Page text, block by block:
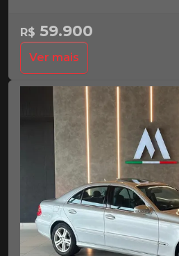
R$ 59.900
Ver mais